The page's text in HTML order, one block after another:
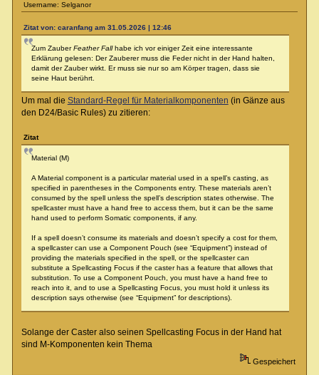
Username: Selganor
Zitat von: caranfang am 31.05.2026 | 12:46
Zum ZauberFeather Fallhabe ich vor einiger Zeit eine interessante
Erklärung gelesen: Der Zauberer muss die Feder nicht in der Hand halten,
damit der Zauber wirkt. Er muss sie nur so am Körper tragen, dass sie
seine Haut berührt.
Um mal die Standard-Regel für Materialkomponenten (in Gänze aus
den D24/Basic Rules) zu zitieren:
Zitat
Material (M)
A Material component is a particular material used in a spell’s casting, as
specified in parentheses in the Components entry. These materials aren’t
consumed by the spell unless the spell’s description states otherwise. The
spellcaster must have a hand free to access them, but it can be the same
hand used to perform Somatic components, if any.
If a spell doesn’t consume its materials and doesn’t specify a cost for them,
a spellcaster can use a Component Pouch (see “Equipment”) instead of
providing the materials specified in the spell, or the spellcaster can
substitute a Spellcasting Focus if the caster has a feature that allows that
substitution. To use a Component Pouch, you must have a hand free to
reach into it, and to use a Spellcasting Focus, you must hold it unless its
description says otherwise (see “Equipment” for descriptions).
Solange der Caster also seinen Spellcasting Focus in der Hand hat
sind M-Komponenten kein Thema
Gespeichert